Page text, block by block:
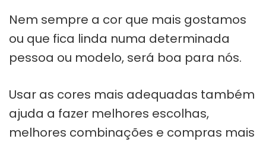
Nem sempre a cor que mais gostamos
ou que fica linda numa determinada
pessoa ou modelo, será boa para nós.
Usar as cores mais adequadas também
ajuda a fazer melhores escolhas,
melhores combinações e compras mais